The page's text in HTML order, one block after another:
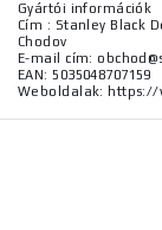
Gyártói információk
Cím : Stanley Black
Chodov
E-mail cím:
EAN: 5035048707159
Weboldalak: https://